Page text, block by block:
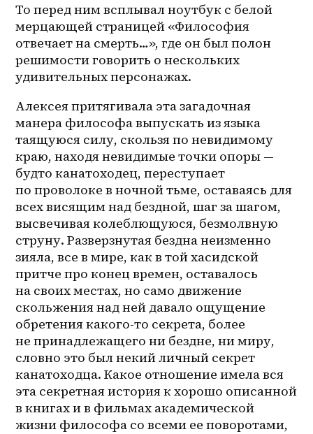
То перед ним всплывал ноутбук с белой
мерцающей страницей «Философия
отвечает на смерть…», где он был полон
решимости говорить о нескольких
удивительных персонажах.
Алексея притягивала эта загадочная
манера философа выпускать из языка
таящуюся силу, скользя по невидимому
краю, находя невидимые точки опоры —
будто канатоходец, переступает
по проволоке в ночной тьме, оставаясь для
всех висящим над бездной, шаг за шагом,
высвечивая колеблющуюся, безмолвную
струну. Разверзнутая бездна неизменно
зияла, все в мире, как в той хасидской
притче про конец времен, оставалось
на своих местах, но само движение
скольжения над ней давало ощущение
обретения какого-то секрета, более
не принадлежащего ни бездне, ни миру,
словно это был некий личный секрет
канатоходца. Какое отношение имела вся
эта секретная история к хорошо описанной
в книгах и в фильмах академической
жизни философа со всеми ее поворотами,